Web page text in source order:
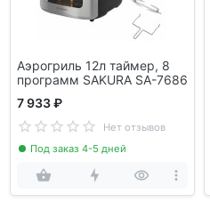
Аэрогриль 12л таймер, 8
программ SAKURA SA-7686
7 933 ₽
Нет отзывов
Под заказ 4-5 дней